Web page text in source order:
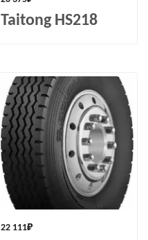
Taitong HS218
22 111₽